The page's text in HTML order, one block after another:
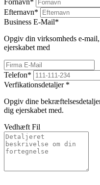
Fornavn*
Efternavn*
Business E-Mail*
Opgiv din virksomheds e-
ejerskabet med
Telefon*
Verfikationsdetaljer *
Opgiv dine
dig ejerskabet med.
Vedhæft Fil